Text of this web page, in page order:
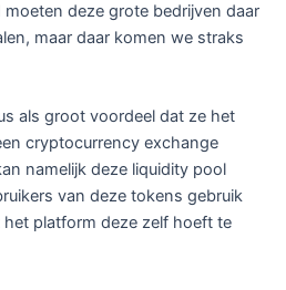
deze grote bedrijven daar
maar daar komen we straks
als groot voordeel dat ze het
cryptocurrency exchange
namelijk deze liquidity pool
van deze tokens gebruik
platform deze zelf hoeft te